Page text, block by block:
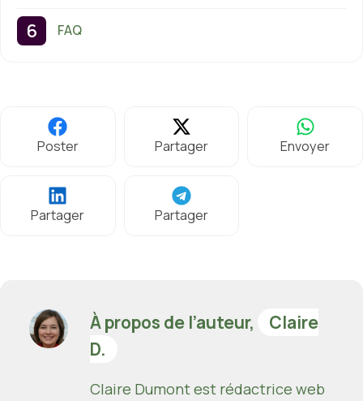
FAQ
Poster Partager Envoyer
Partager Partager
À propos de l’auteur,
Claire
D.
Claire Dumont est rédactrice web